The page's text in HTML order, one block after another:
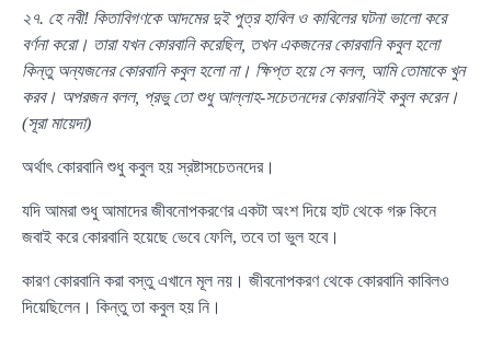
২৭. হে নবী! কিতাবিগণকে আদমের দুই পুত্র হাবিল ও কাবিলের ঘটনা ভালো করে
বর্ণনা করো। তারা যখন কোরবানি করেছিল, তখন একজনের কোরবানি কবুল হলো
কিন্তু অন্যজনের কোরবানি কবুল হলো না। ক্ষিপ্ত হয়ে সে বলল, আমি তোমাকে খুন
করব। অপরজন বলল, প্রভু তো শুধু আল্লাহ-সচেতনদের কোরবানিই কবুল করেন।
(সূরা মায়েদা)
অর্থাৎ কোরবানি শুধু কবুল হয় স্রষ্টাসচেতনদের।
যদি আমরা শুধু আমাদের জীবনোপকরণের একটা অংশ দিয়ে হাট থেকে গরু কিনে
জবাই করে কোরবানি হয়েছে ভেবে ফেলি, তবে তা ভুল হবে।
কারণ কোরবানি করা বস্তু এখানে মূল নয়। জীবনোপকরণ থেকে কোরবানি কাবিলও
দিয়েছিলেন। কিন্তু তা কবুল হয় নি।